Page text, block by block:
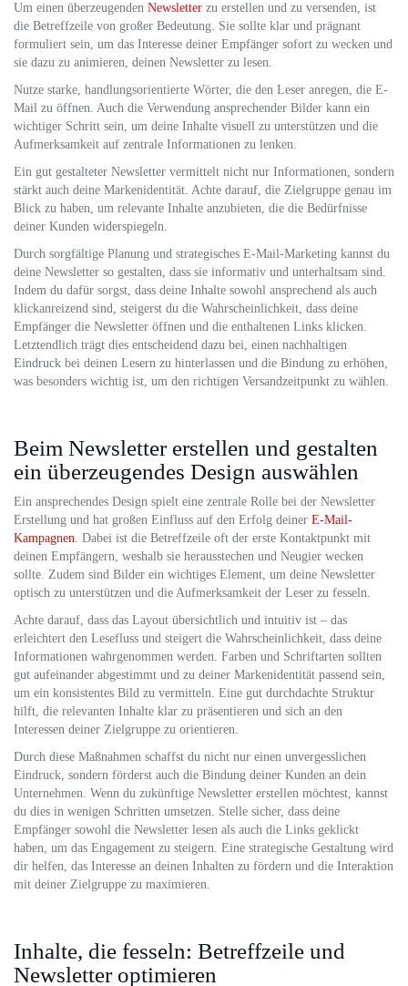
Um einen überzeugenden Newsletter zu erstellen und zu versenden, ist
die Betreffzeile von großer Bedeutung. Sie sollte klar und prägnant
formuliert sein, um das Interesse deiner Empfänger sofort zu wecken und
sie dazu zu animieren, deinen Newsletter zu lesen.
Nutze starke, handlungsorientierte Wörter, die den Leser anregen, die E-
Mail zu öffnen. Auch die Verwendung ansprechender Bilder kann ein
wichtiger Schritt sein, um deine Inhalte visuell zu unterstützen und die
Aufmerksamkeit auf zentrale Informationen zu lenken.
Ein gut gestalteter Newsletter vermittelt nicht nur Informationen, sondern
stärkt auch deine Markenidentität. Achte darauf, die Zielgruppe genau im
Blick zu haben, um relevante Inhalte anzubieten, die die Bedürfnisse
deiner Kunden widerspiegeln.
Durch sorgfältige Planung und strategisches E-Mail-Marketing kannst du
deine Newsletter so gestalten, dass sie informativ und unterhaltsam sind.
Indem du dafür sorgst, dass deine Inhalte sowohl ansprechend als auch
klickanreizend sind, steigerst du die Wahrscheinlichkeit, dass deine
Empfänger die Newsletter öffnen und die enthaltenen Links klicken.
Letztendlich trägt dies entscheidend dazu bei, einen nachhaltigen
Eindruck bei deinen Lesern zu hinterlassen und die Bindung zu erhöhen,
was besonders wichtig ist, um den richtigen Versandzeitpunkt zu wählen.
Beim Newsletter erstellen und gestalten
ein überzeugendes Design auswählen
Ein ansprechendes Design spielt eine zentrale Rolle bei der Newsletter
Erstellung und hat großen Einfluss auf den Erfolg deiner E-Mail-
Kampagnen. Dabei ist die Betreffzeile oft der erste Kontaktpunkt mit
deinen Empfängern, weshalb sie herausstechen und Neugier wecken
sollte. Zudem sind Bilder ein wichtiges Element, um deine Newsletter
optisch zu unterstützen und die Aufmerksamkeit der Leser zu fesseln.
Achte darauf, dass das Layout übersichtlich und intuitiv ist – das
erleichtert den Lesefluss und steigert die Wahrscheinlichkeit, dass deine
Informationen wahrgenommen werden. Farben und Schriftarten sollten
gut aufeinander abgestimmt und zu deiner Markenidentität passend sein,
um ein konsistentes Bild zu vermitteln. Eine gut durchdachte Struktur
hilft, die relevanten Inhalte klar zu präsentieren und sich an den
Interessen deiner Zielgruppe zu orientieren.
Durch diese Maßnahmen schaffst du nicht nur einen unvergesslichen
Eindruck, sondern förderst auch die Bindung deiner Kunden an dein
Unternehmen. Wenn du zukünftige Newsletter erstellen möchtest, kannst
du dies in wenigen Schritten umsetzen. Stelle sicher, dass deine
Empfänger sowohl die Newsletter lesen als auch die Links geklickt
haben, um das Engagement zu steigern. Eine strategische Gestaltung wird
dir helfen, das Interesse an deinen Inhalten zu fördern und die Interaktion
mit deiner Zielgruppe zu maximieren.
Inhalte, die fesseln: Betreffzeile und
Newsletter optimieren